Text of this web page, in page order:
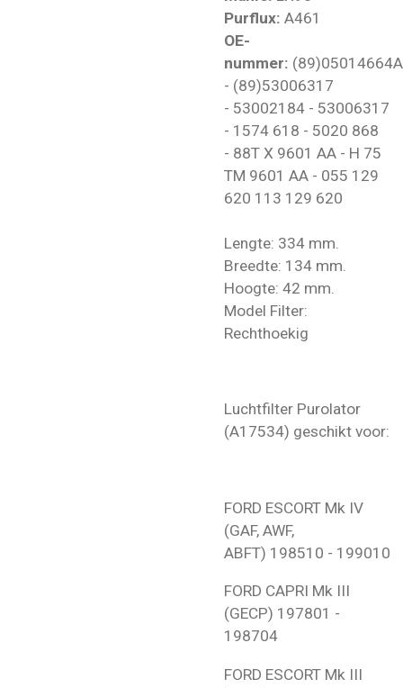
Purflux: A461
OE-
nummer:
- (89)53006317
- 53002184 - 53006317
- 1574 618 - 5020 868
- 88T X 9601 AA - H 75
TM 9601 AA - 055 129
620 113 129 620
Lengte: 334 mm.
Breedte: 134 mm.
Hoogte: 42 mm.
Model Filter:
Rechthoekig
Luchtfilter Purolator
(A17534) geschikt voor:
FORD ESCORT Mk IV
(GAF, AWF,
ABFT) 198510 - 199010
FORD CAPRI Mk III
(GECP) 197801 -
198704
FORD ESCORT Mk III